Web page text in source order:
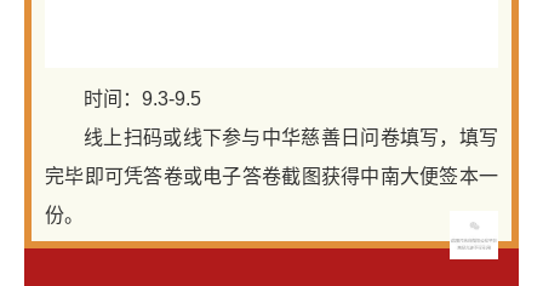
时间：9.3-9.5
线上扫码或线下参与中华慈善日问卷填写，填写
完毕即可凭答卷或电子答卷截图获得中南大便签本一
份。